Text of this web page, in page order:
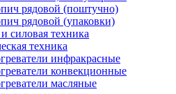
рядовой (поштучно)
рядовой (упаковки)
силовая техника
техника
инфракрасные
конвекционные
масляные